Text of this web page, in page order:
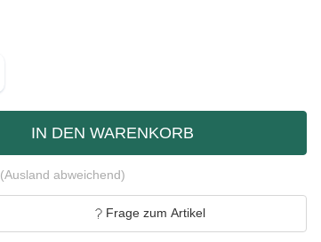
IN DEN WARENKORB
(Ausland abweichend)
Frage zum Artikel